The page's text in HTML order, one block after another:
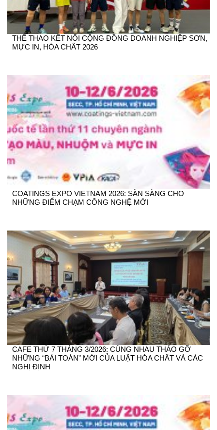
THỂ THAO KẾT NỐI CỘNG ĐỒNG DOANH NGHIỆP SƠN,
MỰC IN, HÓA CHẤT 2026
COATINGS EXPO VIETNAM 2026: SẴN SÀNG CHO
NHỮNG ĐIỂM CHẠM CÔNG NGHỆ MỚI
CAFE THỨ 7 THÁNG 3/2026: CÙNG NHAU THÁO GỠ
NHỮNG “BÀI TOÁN” MỚI CỦA LUẬT HÓA CHẤT VÀ CÁC
NGHỊ ĐỊNH